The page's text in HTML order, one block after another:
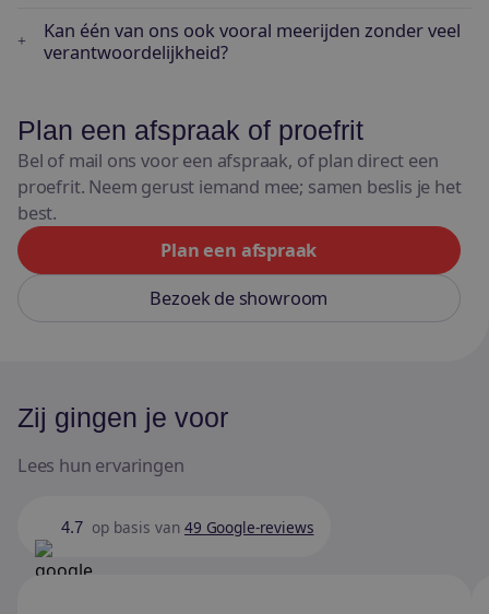
Kan één van ons ook vooral meerijden zonder veel
verantwoordelijkheid?
Plan een afspraak of proefrit
Bel of mail ons voor een afspraak, of plan direct een
proefrit. Neem gerust iemand mee; samen beslis je het
best.
Plan een afspraak
Bezoek de showroom
Zij gingen je voor
Lees hun ervaringen
4.7 op basis van 49 Google-reviews